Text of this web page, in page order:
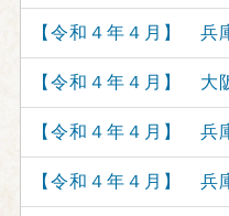
【令和４年４月】
【令和４年４月】
【令和４年４月】
【令和４年４月】